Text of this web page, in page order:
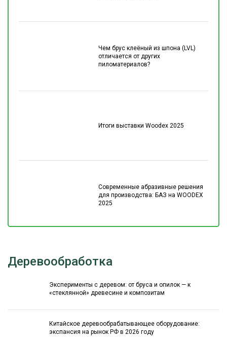
Чем брус клеёный из шпона (LVL)
отличается от других
пиломатериалов?
Итоги выставки Woodex 2025
Современные абразивные решения
для производства: БАЗ на WOODEX
2025
Деревообработка
Эксперименты с деревом: от бруса и опилок — к
«стеклянной» древесине и композитам
Китайское деревообрабатывающее оборудование:
экспансия на рынок РФ в 2026 году